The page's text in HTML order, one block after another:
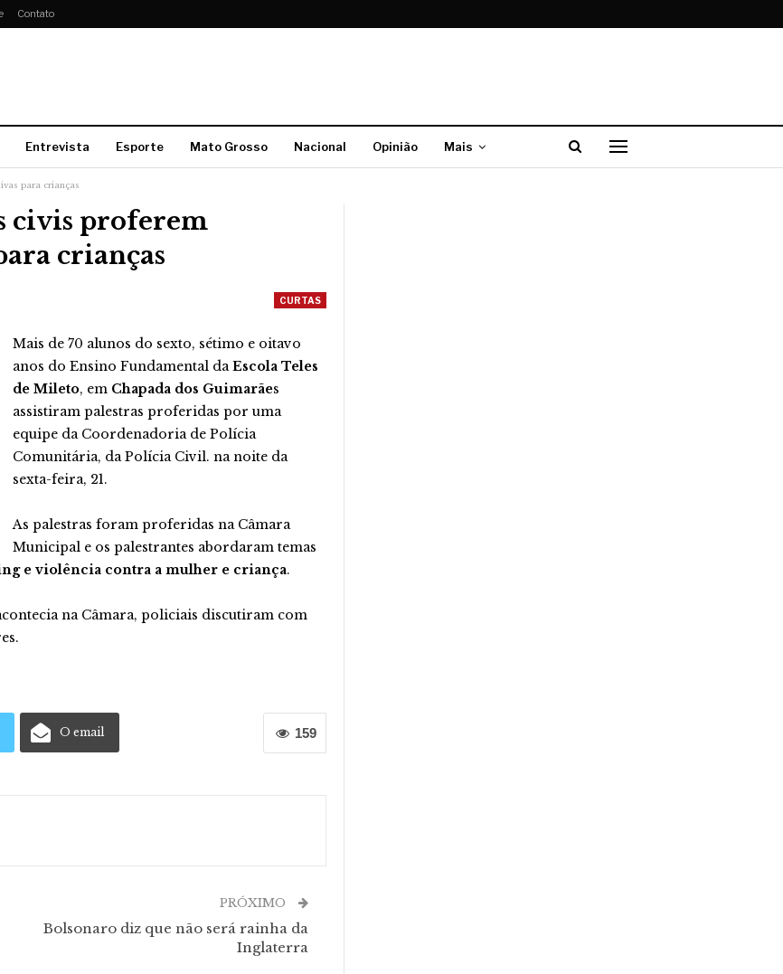
Contato
Entrevista Esporte Mato Grosso Nacional Opinião Mais
para crianças
civis proferem
crianças
CURTAS
Mais de 70 alunos do sexto, sétimo e oitavo
anos do Ensino Fundamental daEscola Teles
de Mileto, em Chapada dos Guimarães
assistiram palestras proferidas por uma
equipe da Coordenadoria de Polícia
Comunitária, da Polícia Civil. na noite da
sexta-feira, 21.
As palestras foram proferidas na Câmara
Municipal e os palestrantes abordaram temas
e violência contra a mulher e criança.
na Câmara, policiais discutiram com
159
O email
PRÓXIMO
Bolsonaro diz que não será rainha da
Inglaterra